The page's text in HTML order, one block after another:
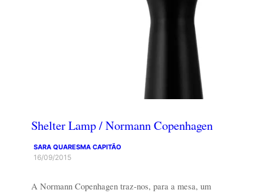
Shelter Lamp / Normann Copenhagen
SARA QUARESMA CAPITÃO
16/09/2015
A Normann Copenhagen traz-nos, para a mesa, um